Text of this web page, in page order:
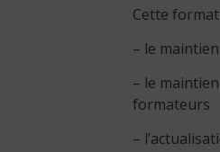
Cette
– le maintien
– le
formateurs
–